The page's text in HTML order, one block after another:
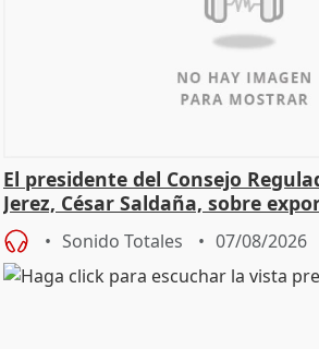
El presidente del Consejo
Jerez, César Saldaña, sobre
Sonido Totales 07/08/2026